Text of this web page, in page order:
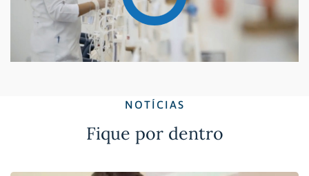
NOTÍCIAS
Fique por dentro